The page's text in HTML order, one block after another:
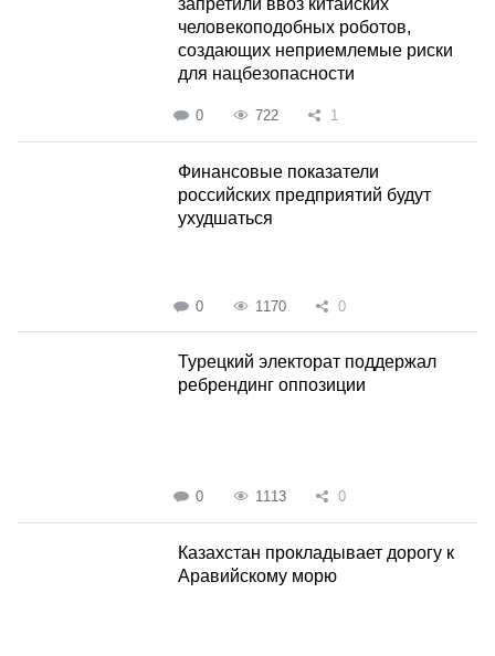
запретили ввоз китайских
человекоподобных роботов,
создающих неприемлемые риски
для нацбезопасности
0 722 1
Финансовые показатели
российских предприятий будут
ухудшаться
0 1170 0
Турецкий электорат поддержал
ребрендинг оппозиции
0 1113 0
Казахстан прокладывает дорогу к
Аравийскому морю